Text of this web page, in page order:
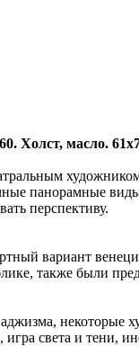
Холст, масло.
панорамные
перспективу.
вариант
также были
некоторые
света и тени,